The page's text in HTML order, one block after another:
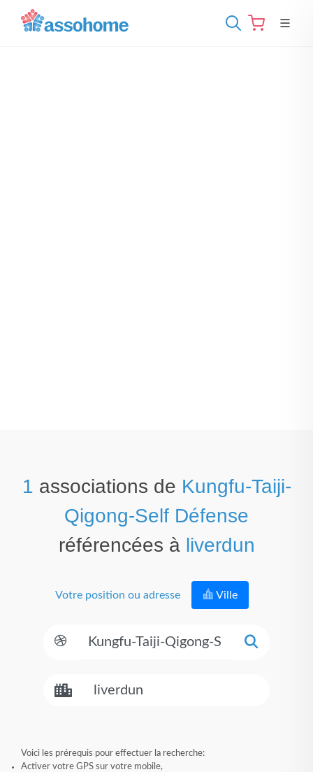
1 associations de Kungfu-Taiji-
Qigong-Self Défense
référencées à liverdun
Votre position ou adresse Ville
Voici les prérequis pour effectuer la recherche:
Activer votre GPS sur votre mobile,